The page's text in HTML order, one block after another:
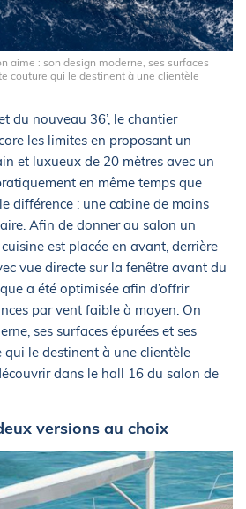
aime : son design moderne, ses surfaces
couture qui le destinent à une clientèle
du nouveau 36’, le chantier
les limites en proposant un
et luxueux de 20 mètres avec un
en même temps que
différence : une cabine de moins
Afin de donner au salon un
est placée en avant, derrière
vue directe sur la fenêtre avant du
a été optimisée afin d’offrir
par vent faible à moyen. On
ses surfaces épurées et ses
le destinent à une clientèle
dans le hall 16 du salon de
versions au choix